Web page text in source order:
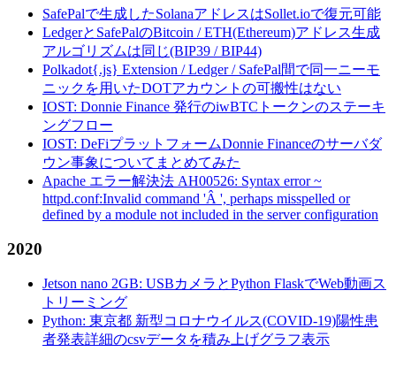
SafePalで生成したSolanaアドレスはSollet.ioで復元可能
LedgerとSafePalのBitcoin / ETH(Ethereum)アドレス生成
アルゴリズムは同じ(BIP39 / BIP44)
Polkadot{.js} Extension / Ledger / SafePal間で同一ニーモ
ニックを用いたDOTアカウントの可搬性はない
IOST: Donnie Finance 発行のiwBTCトークンのステーキ
ングフロー
IOST: DeFiプラットフォームDonnie Financeのサーバダ
ウン事象についてまとめてみた
Apache エラー解決法 AH00526: Syntax error ~
httpd.conf:Invalid command 'Â ', perhaps misspelled or
defined by a module not included in the server configuration
2020
Jetson nano 2GB: USBカメラとPython FlaskでWeb動画ス
トリーミング
Python: 東京都 新型コロナウイルス(COVID-19)陽性患
者発表詳細のcsvデータを積み上げグラフ表示